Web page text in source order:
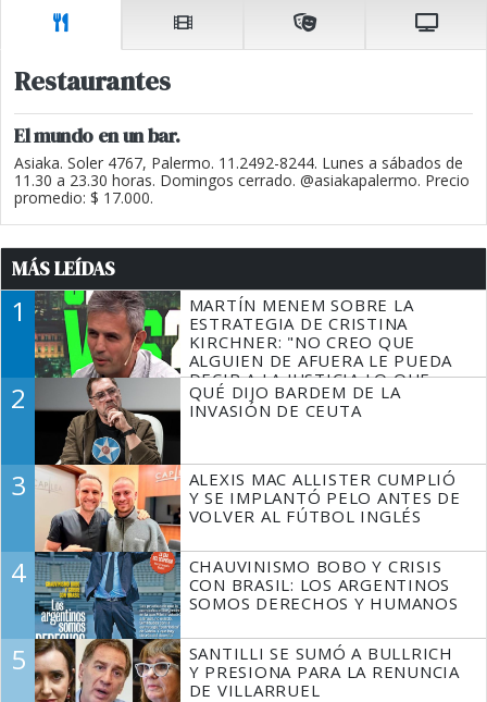
Restaurantes
El mundo en un bar.
Asiaka. Soler 4767, Palermo. 11.2492-8244. Lunes a sábados de
11.30 a 23.30 horas. Domingos cerrado. @asiakapalermo. Precio
promedio: $ 17.000.
MÁS LEÍDAS
1
MARTÍN MENEM SOBRE LA
ESTRATEGIA DE CRISTINA
KIRCHNER: "NO CREO QUE
ALGUIEN DE AFUERA LE PUEDA
DECIR A LA JUSTICIA LO QUE
TIENE QUE HACER"
2
QUÉ DIJO BARDEM DE LA
INVASIÓN DE CEUTA
3
ALEXIS MAC ALLISTER CUMPLIÓ
Y SE IMPLANTÓ PELO ANTES DE
VOLVER AL FÚTBOL INGLÉS
4
CHAUVINISMO BOBO Y CRISIS
CON BRASIL: LOS ARGENTINOS
SOMOS DERECHOS Y HUMANOS
5
SANTILLI SE SUMÓ A BULLRICH
Y PRESIONA PARA LA RENUNCIA
DE VILLARRUEL